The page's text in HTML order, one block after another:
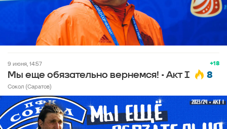
+18
9 июня, 14:57
Мы еще обязательно вернемся! • Акт I 8
Сокол (Саратов)